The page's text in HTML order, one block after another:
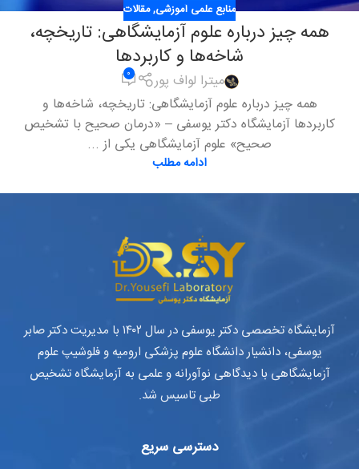
منابع علمی آموزشی,مقالات
همه چیز درباره علوم آزمایشگاهی: تاریخچه،
شاخه‌ها و کاربردها
میترا لواف پور ۰
همه چیز درباره علوم آزمایشگاهی: تاریخچه، شاخه‌ها و
کاربردها آزمایشگاه دکتر یوسفی – «درمان صحیح با تشخیص
صحیح» علوم آزمایشگاهی یکی از ...
ادامه مطلب
آزمایشگاه تخصصی دکتر یوسفی در سال ۱۴۰۲ با مدیریت دکتر صابر
یوسفی، دانشیار دانشگاه علوم پزشکی ارومیه و فلوشیپ علوم
آزمایشگاهی با دیدگاهی نوآورانه و علمی به آزمایشگاه تشخیص
طبی تاسیس شد.
دسترسی سریع